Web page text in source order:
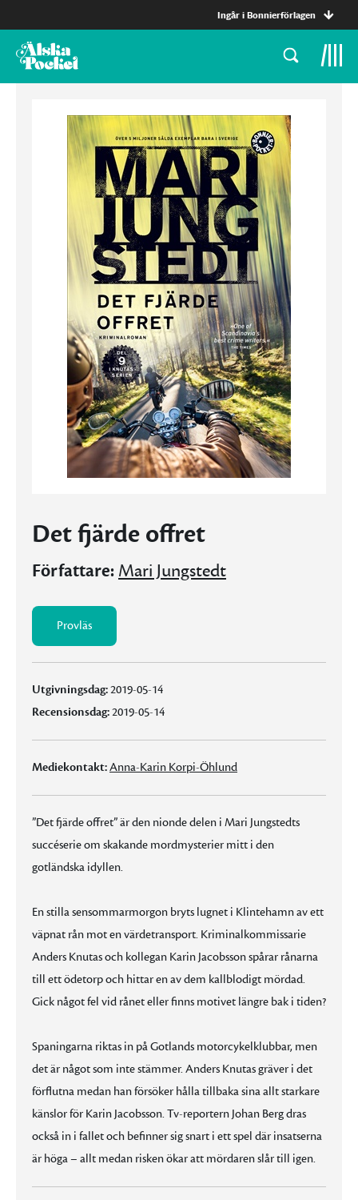
Ingår i Bonnierförlagen
Det fjärde offret
Författare: Mari Jungstedt
Provläs
Utgivningsdag:2019-05-14
Recensionsdag:2019-05-14
Mediekontakt:Anna-Karin Korpi-Öhlund
”Det fjärde offret” är den nionde delen i Mari Jungstedts
succéserie om skakande mordmysterier mitt i den
gotländska idyllen.
En stilla sensommarmorgon bryts lugnet i Klintehamn av ett
väpnat rån mot en värdetransport. Kriminalkommissarie
Anders Knutas och kollegan Karin Jacobsson spårar rånarna
till ett ödetorp och hittar en av dem kallblodigt mördad.
Gick något fel vid rånet eller finns motivet längre bak i tiden?
Spaningarna riktas in på Gotlands motorcykelklubbar, men
det är något som inte stämmer. Anders Knutas gräver i det
förflutna medan han försöker hålla tillbaka sina allt starkare
känslor för Karin Jacobsson. Tv-reportern Johan Berg dras
också in i fallet och befinner sig snart i ett spel där insatserna
är höga – allt medan risken ökar att mördaren slår till igen.